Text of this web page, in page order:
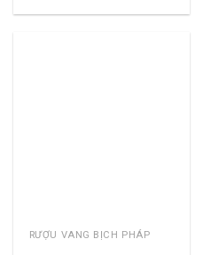
RƯỢU VANG BỊCH PHÁP